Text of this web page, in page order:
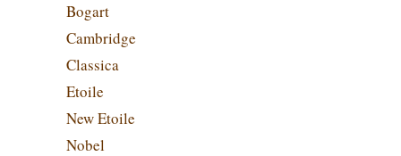
Bogart
Cambridge
Classica
Etoile
New Etoile
Nobel